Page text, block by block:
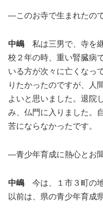
―このお寺で生まれたので
中嶋 私は三男で、寺を
校２年の時、重い腎臓病
いる方が次々に亡くなっ
りたかったのですが、人
よいと思いました。退院
み、仏門に入りました。
苦にならなかったです。
―青少年育成に熱心とお
中嶋 今は、１市３町の
以前は、県の青少年育成